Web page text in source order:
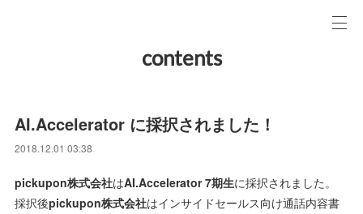
contents
AI.Accelerator に採択されました！
2018.12.01 03:38
pickupon株式会社はAI.Accelerator 7期生に採択されました。
採択後pickupon株式会社はインサイドセールス向け通話内容書